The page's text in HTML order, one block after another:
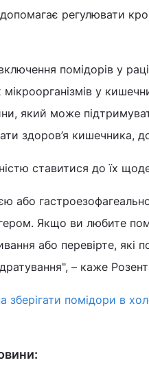
регулювати
помідорів у
мікроорганізмів у
який може
здоров’я кишечника,
ставитися до їх
або
Якщо ви любите
або перевірте, які
– каже
зберігати помідори в